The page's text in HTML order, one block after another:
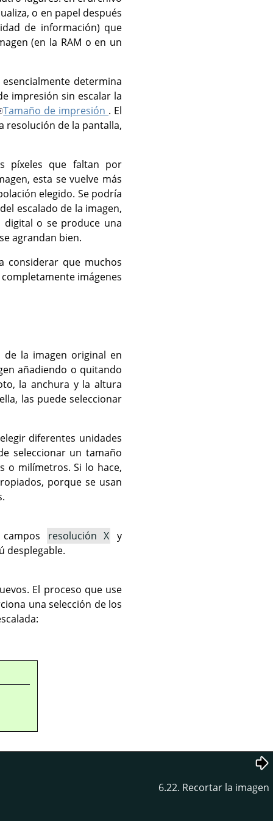
o en papel después
de información) que
(en la RAM o en un
determina
impresión sin escalar la
Tamaño de impresión . El
resolución de la pantalla,
píxeles que faltan por
esta se vuelve más
elegido. Se podría
escalado de la imagen,
digital o se produce una
agrandan bien.
considerar que muchos
imágenes
la imagen original en
añadiendo o quitando
la anchura y la altura
las puede seleccionar
diferentes unidades
seleccionar un tamaño
o milímetros. Si lo hace,
porque se usan
resolución X y
desplegable.
El proceso que use
una selección de los
6.22. Recortar la imagen